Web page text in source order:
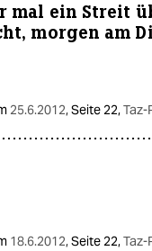
mal ein Streit
morgen am
25.6.2012,Seite 22,Taz-
18.6.2012,Seite 22,Taz-